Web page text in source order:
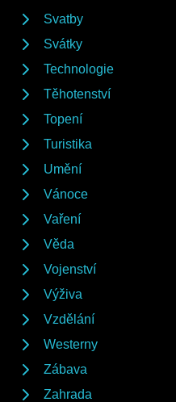
Svatby
Svátky
Technologie
Těhotenství
Topení
Turistika
Umění
Vánoce
Vaření
Věda
Vojenství
Výživa
Vzdělání
Westerny
Zábava
Zahrada